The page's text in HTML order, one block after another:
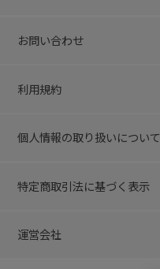
お問い合わせ
利用規約
個人情報の取り扱いについて
特定商取引法に基づく表示
運営会社